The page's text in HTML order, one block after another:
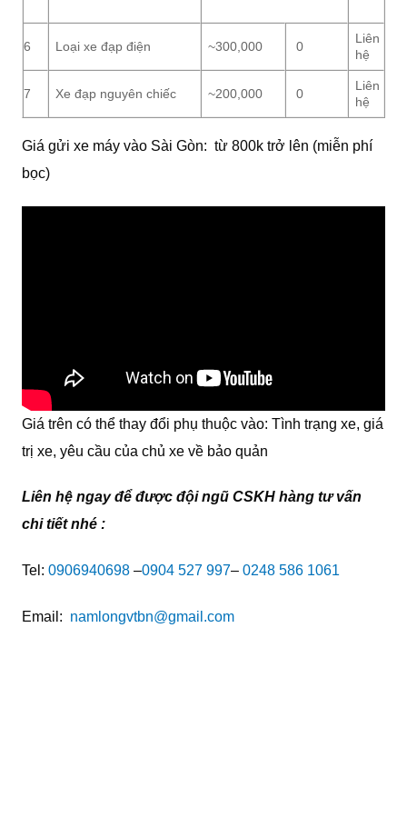
6 Loại xe đạp điện ~300,000 0
Liên
hệ
7 Xe đạp nguyên chiếc ~200,000 0
Liên
hệ
Giá gửi xe máy vào Sài Gòn: từ 800k trở lên (miễn phí
bọc)
Giá trên có thể thay đổi phụ thuộc vào: Tình trạng xe, giá
trị xe, yêu cầu của chủ xe về bảo quản
Liên hệ ngay để được đội ngũ CSKH hàng tư vấn
chi tiết nhé :
Tel: 0906940698 –0904 527 997– 0248 586 1061
Email: namlongvtbn@gmail.com